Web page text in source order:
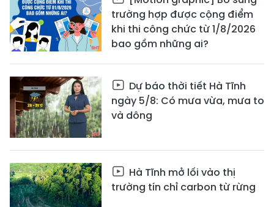
trường hợp được cộng điểm
khi thi công chức từ 1/8/2026
bao gồm những ai?
Dự báo thời tiết Hà Tĩnh
ngày 5/8: Có mưa vừa, mưa to
và dông
Hà Tĩnh mở lối vào thị
trường tín chỉ carbon từ rừng